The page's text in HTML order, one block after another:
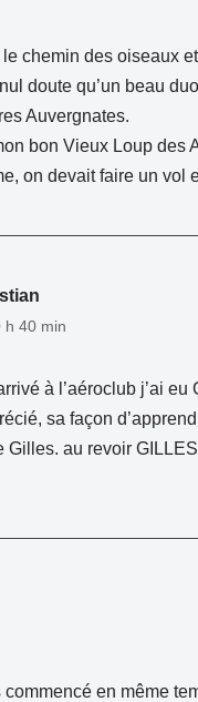
chemin des oiseaux
doute qu’un beau
Auvergnates.
bon Vieux Loup des
on devait faire un
h 40 min
à l’aéroclub j’ai eu
sa façon
Gilles. au revoir
en même